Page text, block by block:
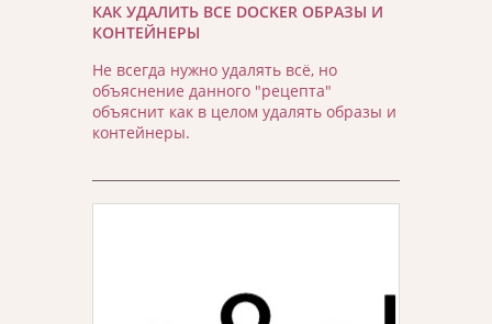
КАК УДАЛИТЬ ВСЕ DOCKER ОБРАЗЫ И
КОНТЕЙНЕРЫ
Не всегда нужно удалять всё, но
объяснение данного "рецепта"
объяснит как в целом удалять образы и
контейнеры.